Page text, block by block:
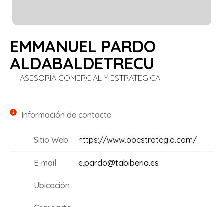
EMMANUEL PARDO
ALDABALDETRECU
ASESORIA COMERCIAL Y ESTRATEGICA
Información de contacto
Sitio Web https://www.obestrategia.com/
E-mail e.pardo@tabiberia.es
Ubicación